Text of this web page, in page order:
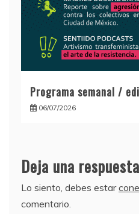
Programa semanal /
06/07/2026
Deja una respuesta
Lo siento, debes estar
comentario.